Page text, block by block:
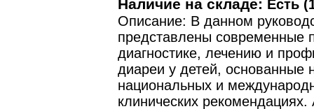
Наличие на складе: Есть
Описание: В данном
представлены современные
диагностике, лечению и
диареи у детей, основанные
национальных и
клинических